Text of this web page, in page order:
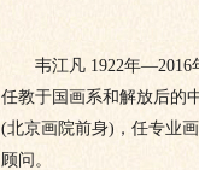
韦江凡 1922年—2016年
任教于国画系和解放后的
(北京画院前身)，任专业
顾问。